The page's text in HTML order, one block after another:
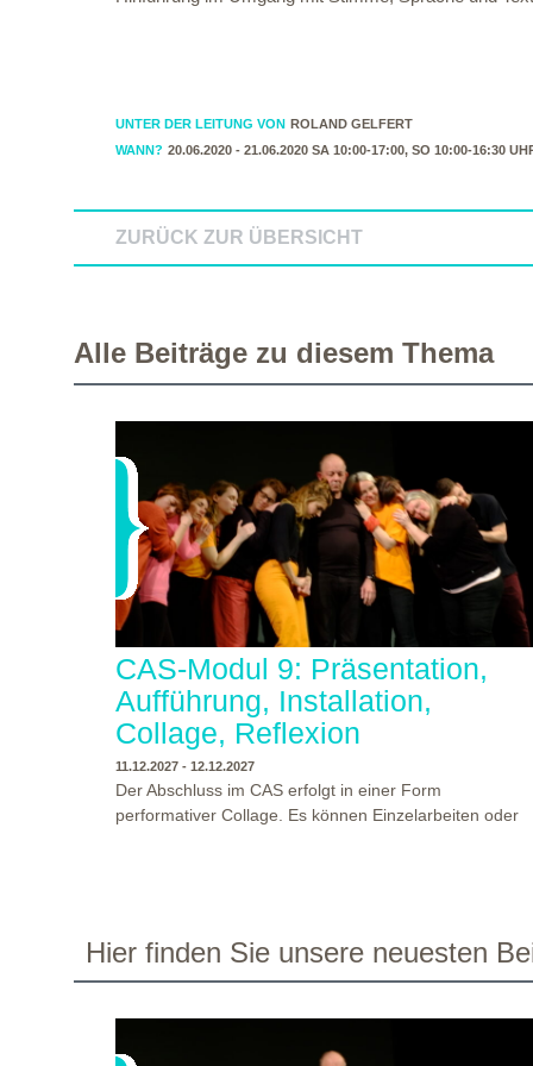
UNTER DER LEITUNG VON
ROLAND GELFERT
WANN? 20.06.2020 - 21.06.2020 SA 10:00-17:00, SO 10:00-16:30
ZURÜCK ZUR ÜBERSICHT
Alle Beiträge zu diesem Thema
CAS-Modul 9: Präsentation,
Aufführung, Installation,
Collage, Reflexion
11.12.2027 - 12.12.2027
Der Abschluss im CAS erfolgt in einer Form
performativer Collage. Es können Einzelarbeiten oder
Programms gestalten mit Ihrer Form Raum und Zeit
Objekt oder Präsentation. Wir freuen uns über
WANN? 11.12.2027 - 12.12.2027, 10:00 - 17:00 UHR
Hier finden Sie unsere neuesten